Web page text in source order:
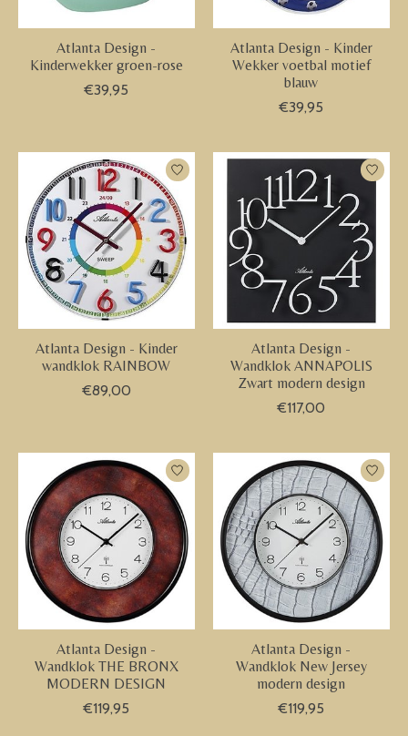
Atlanta Design -
Kinderwekker groen-rose
€39,95
Atlanta Design - Kinder
Wekker voetbal motief
blauw
€39,95
Atlanta Design - Kinder
wandklok RAINBOW
€89,00
Atlanta Design -
Wandklok ANNAPOLIS
Zwart modern design
€117,00
Atlanta Design -
Wandklok THE BRONX
MODERN DESIGN
€119,95
Atlanta Design -
Wandklok New Jersey
modern design
€119,95